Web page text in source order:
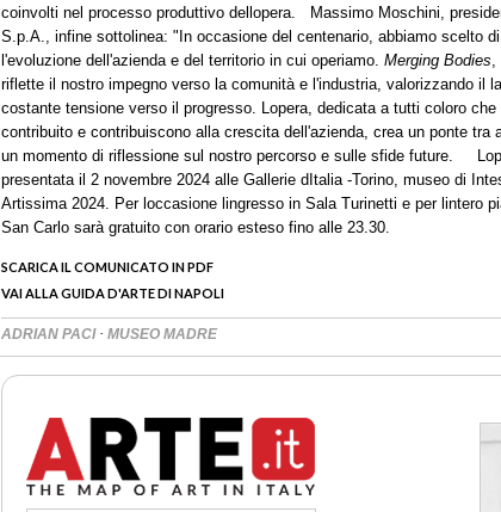
coinvolti nel processo produttivo dellopera. Massimo Moschini,
S.p.A., infine sottolinea: "In occasione del centenario, abbiamo scelto
l'evoluzione dell'azienda e del territorio in cui operiamo. Merging Bodies,
riflette il nostro impegno verso la comunità e l'industria, valorizzando il
costante tensione verso il progresso. Lopera, dedicata a tutti coloro
contribuito e contribuiscono alla crescita dell'azienda, crea un ponte tra
un momento di riflessione sul nostro percorso e sulle sfide future.
presentata il 2 novembre 2024 alle Gallerie dItalia -Torino, museo di
Artissima 2024. Per loccasione lingresso in Sala Turinetti e per lintero
San Carlo sarà gratuito con orario esteso fino alle 23.30.
SCARICA IL COMUNICATO IN PDF
VAI ALLA GUIDA D'ARTE DI NAPOLI
ADRIAN PACI · MUSEO MADRE